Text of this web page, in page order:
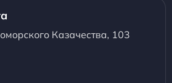
Казачества, 103